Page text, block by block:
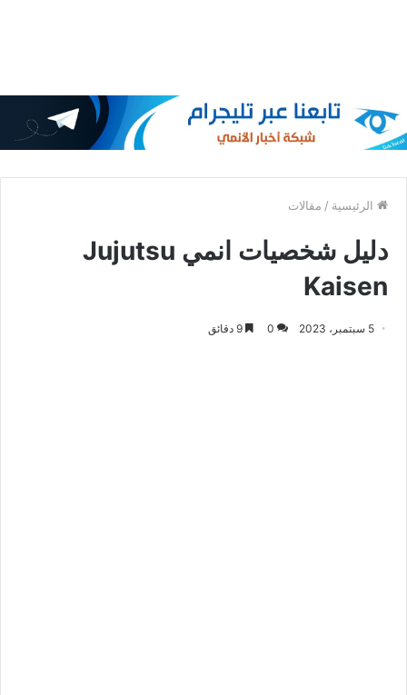
الرئيسية / مقالات
دليل شخصيات انمي Jujutsu
Kaisen
5 سبتمبر، 2023 0